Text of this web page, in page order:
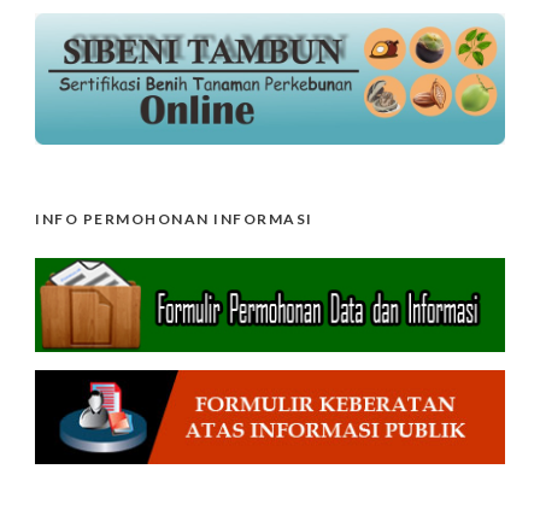
INFO PERMOHONAN INFORMASI